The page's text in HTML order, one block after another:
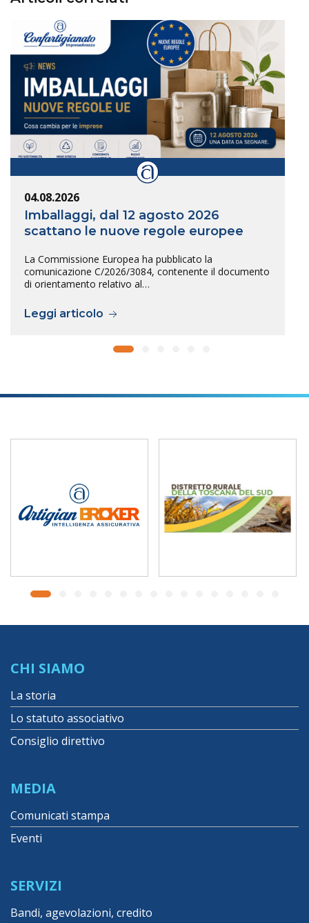
04.08.2026
Imballaggi, dal 12 agosto 2026
scattano le nuove regole europee
La Commissione Europea ha pubblicato la
comunicazione C/2026/3084, contenente il documento
di orientamento relativo al…
Leggi articolo
CHI SIAMO
La storia
Lo statuto associativo
Consiglio direttivo
MEDIA
Comunicati stampa
Eventi
SERVIZI
Bandi, agevolazioni, credito